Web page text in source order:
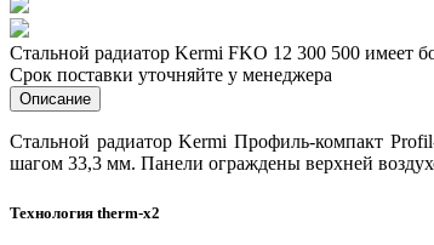
Стальной радиатор Kermi FKO 12 300 500 имеет
Срок поставки уточняйте у менеджера
Описание
Стальной радиатор Kermi Профиль-компакт
шагом 33,3 мм. Панели ограждены верхней
Технология therm-x2